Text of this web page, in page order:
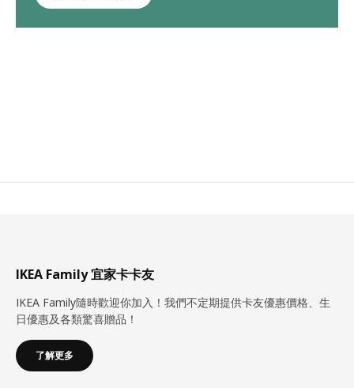
IKEA Family 宜家卡卡友
IKEA Family隨時歡迎你加入！我們不定期提供卡友優惠價格、生
日優惠及各類驚喜贈品！
了解更多